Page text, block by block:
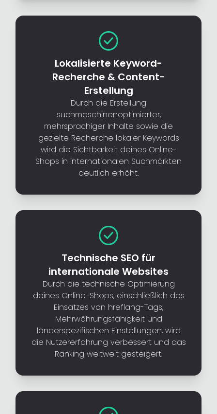
Lokalisierte Keyword-
Recherche & Content-
Erstellung
Durch die Erstellung
suchmaschinenoptimierter,
mehrsprachiger Inhalte sowie die
gezielte Recherche lokaler Keywords
wird die Sichtbarkeit deines Online-
Shops in internationalen Suchmärkten
deutlich erhöht.
Technische SEO für
internationale Websites
Durch die technische Optimierung
deines Online-Shops, einschließlich des
Einsatzes von hreflang-Tags,
Mehrwährungsfähigkeit und
länderspezifischen Einstellungen, wird
die Nutzererfahrung verbessert und das
Ranking weltweit gesteigert.